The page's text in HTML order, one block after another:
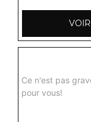
Ce n'est pas
pour vous!